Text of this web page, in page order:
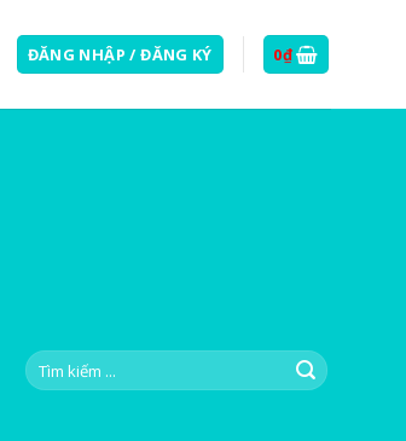
ĐĂNG NHẬP / ĐĂNG KÝ 0₫
Tìm
kiếm: